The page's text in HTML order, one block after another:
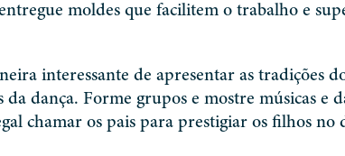
moldes que facilitem o trabalho e
interessante de apresentar as tradições
da dança. Forme grupos e mostre músicas e
chamar os pais para prestigiar os filhos no